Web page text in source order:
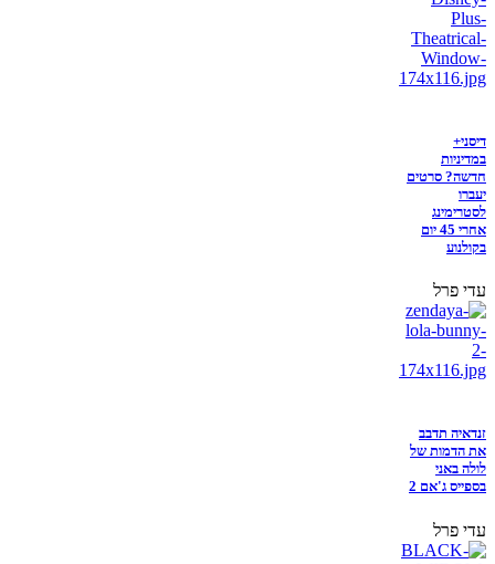
דיסני+
במדיניות
חדשה? סרטים
יעברו
לסטרימינג
אחרי 45 יום
בקולנוע
עדי פרל
זנדאיה תדבב
את הדמות של
לולה באני
בספייס ג'אם 2
עדי פרל